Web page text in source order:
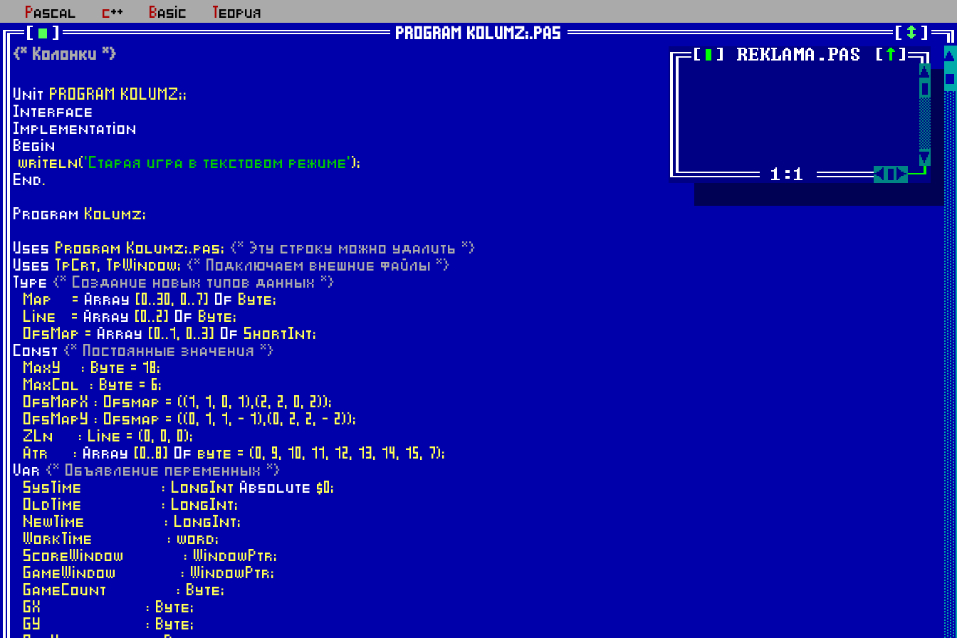
Pascal c++ Basic
Теория
PROGRAM KOLUMZ;.PAS
{* Колонки *}
Unit PROGRAM KOLUMZ;;
Interface
Implementation
Begin
writeln('Старая игра в текстовом режиме');
End.
Program Kolumz;
Uses Program Kolumz;.pas; {* Эту строку можно удалить *}
Uses TpCrt, TpWindow; {* Подключаем внешние файлы *}
Type {* Создание новых типов данных *}
Map = Array [0..30, 0..7] Of Byte;
Line = Array [0..2] Of Byte;
OfsMap = Array [0..1, 0..3] Of ShortInt;
Const {* Постоянные значения *}
MaxY : Byte = 18;
MaxCol : Byte = 6;
OfsMapX : Ofsmap = ((1, 1, 0, 1),(2, 2, 0, 2));
OfsMapY : Ofsmap = ((0, 1, 1, - 1),(0, 2, 2, - 2));
ZLn : Line = (0, 0, 0);
Atr : Array [0..8] Of byte = (0, 9, 10, 11, 12, 13, 14, 15, 7);
Var {* Объявление переменных *}
SysTime : LongInt Absolute $0;
OldTime : LongInt;
NewTime : LongInt;
WorkTime : word;
ScoreWindow : WindowPtr;
GameWindow : WindowPtr;
GameCount : Byte;
GX : Byte;
GY : Byte;